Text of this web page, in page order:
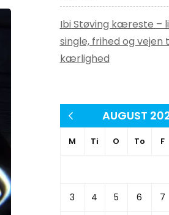
Ibi Støving kæreste –
single, frihed og vejen
kærlighed
AUGUST
M Ti O To F
3 4 5 6 7